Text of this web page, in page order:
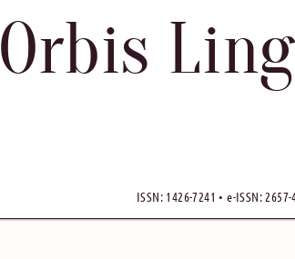
Orbis
ISSN: 1426-7241 • e-ISSN: